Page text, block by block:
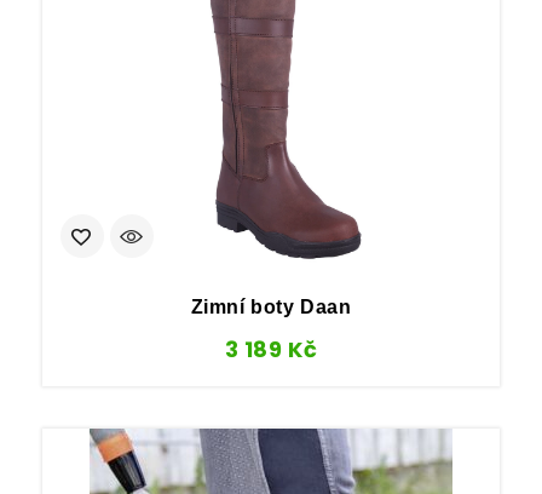
Zimní boty Daan
3 189 Kč